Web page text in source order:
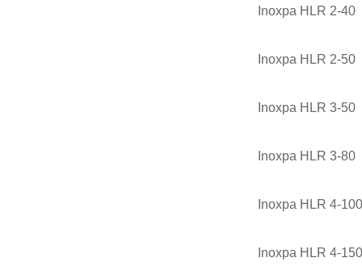
Inoxpa HLR 2-40
Inoxpa HLR 2-50
Inoxpa HLR 3-50
Inoxpa HLR 3-80
Inoxpa HLR 4-100
Inoxpa HLR 4-150